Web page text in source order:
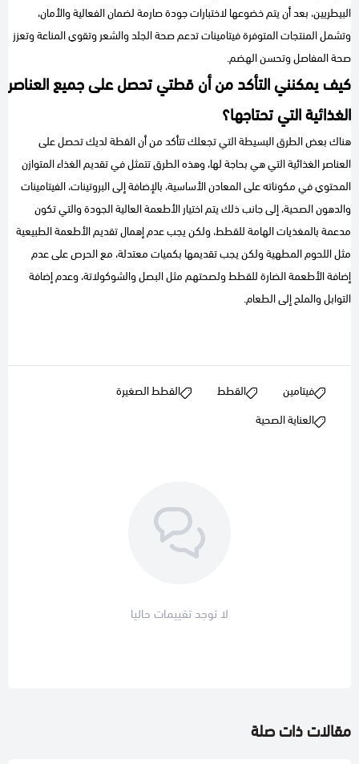
البيطريين، بعد أن يتم خضوعها لاختبارات جودة صارمة لضمان الفعالية والأمان،
وتشمل المنتجات المتوفرة فيتامينات تدعم صحة الجلد والشعر وتقوي المناعة وتعزز
صحة المفاصل وتحسن الهضم.
كيف يمكنني التأكد من أن قطتي تحصل على جميع العناصر
الغذائية التي تحتاجها؟
هناك بعض الطرق البسيطة التي تجعلك تتأكد من أن القطة لديك تحصل على
العناصر الغذائية التي هي بحاجة لها، وهذه الطرق تتمثل في تقديم الغذاء المتوازن
المحتوي في مكوناته على المعادن الأساسية، بالإضافة إلى البروتينات، الفيتامينات
والدهون الصحية، إلى جانب ذلك يتم اختيار الأطعمة العالية الجودة والتي تكون
مدعمة بالمغذيات الهامة للقطط، ولكن يجب عدم إهمال تقديم الأطعمة الطبيعية
مثل اللحوم المطهية ولكن يجب تقديمها بكميات معتدلة، مع الحرص على عدم
إضافة الأطعمة الضارة للقطط ولصحتهم مثل البصل والشوكولاتة، وعدم إضافة
التوابل والملح إلى الطعام.
فيتامين القطط
القطط الصغيرة
العناية الصحية
لا توجد تقييمات حاليا
مقالات ذات صلة